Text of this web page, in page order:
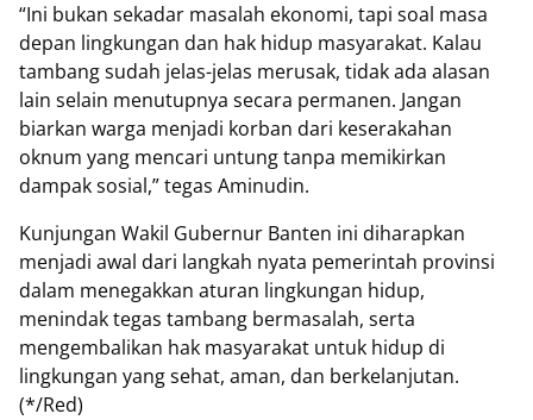
“Ini bukan sekadar masalah ekonomi, tapi soal masa
depan lingkungan dan hak hidup masyarakat. Kalau
tambang sudah jelas-jelas merusak, tidak ada alasan
lain selain menutupnya secara permanen. Jangan
biarkan warga menjadi korban dari keserakahan
oknum yang mencari untung tanpa memikirkan
dampak sosial,” tegas Aminudin.
Kunjungan Wakil Gubernur Banten ini diharapkan
menjadi awal dari langkah nyata pemerintah provinsi
dalam menegakkan aturan lingkungan hidup,
menindak tegas tambang bermasalah, serta
mengembalikan hak masyarakat untuk hidup di
lingkungan yang sehat, aman, dan berkelanjutan.
(*/Red)